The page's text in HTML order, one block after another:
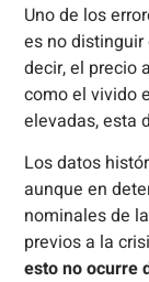
Uno de los
es no
decir, el precio
como el vivido
elevadas, esta
Los datos
aunque en
nominales de
previos a la
esto no ocurre